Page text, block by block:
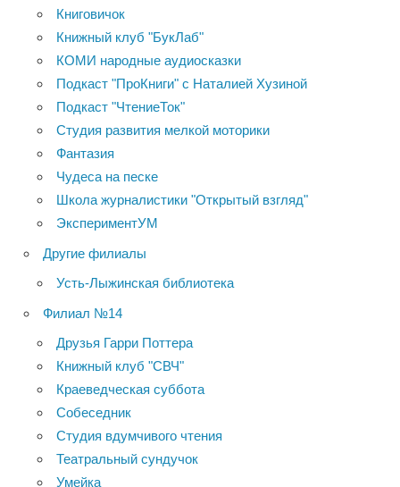
Книговичок
Книжный клуб "БукЛаб"
КОМИ народные аудиосказки
Подкаст "ПроКниги" с Наталией Хузиной
Подкаст "ЧтениеТок"
Студия развития мелкой моторики
Фантазия
Чудеса на песке
Школа журналистики "Открытый взгляд"
ЭкспериментУМ
Другие филиалы
Усть-Лыжинская библиотека
Филиал №14
Друзья Гарри Поттера
Книжный клуб "СВЧ"
Краеведческая суббота
Собеседник
Студия вдумчивого чтения
Театральный сундучок
Умейка